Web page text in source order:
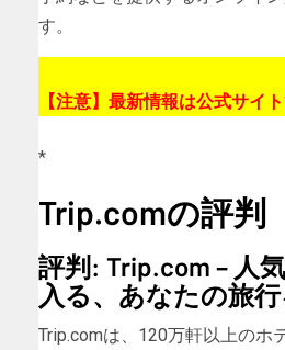
す。
【注意】最新情報は公式サイ
*
Trip.comの評判
評判: Trip.com – 人
入る、あなたの旅
Trip.comは、120万軒以上のホ